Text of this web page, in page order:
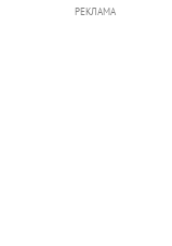
РЕКЛАМА